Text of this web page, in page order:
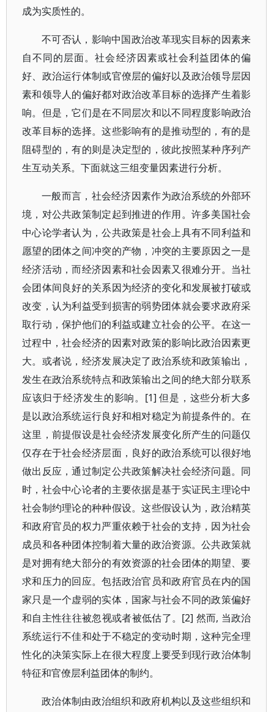
成为实质性的。
不可否认，影响中国政治改革现实目标的因素来
自不同的层面。社会经济因素或社会利益团体的偏
好、政治运行体制或官僚层的偏好以及政治领导层因
素和领导人的偏好都对政治改革目标的选择产生着影
响。但是，它们是在不同层次和以不同程度影响政治
改革目标的选择。这些影响有的是推动型的，有的是
阻碍型的，有的则是决定型的，彼此按照某种序列产
生互动关系。下面就这三组变量因素进行分析。
一般而言，社会经济因素作为政治系统的外部环
境，对公共政策制定起到推进的作用。许多美国社会
中心论学者认为，公共政策是社会上具有不同利益和
愿望的团体之间冲突的产物，冲突的主要原因之一是
经济活动，而经济因素和社会因素又很难分开。当社
会团体间良好的关系因为经济的变化和发展被打破或
改变，认为利益受到损害的弱势团体就会要求政府采
取行动，保护他们的利益或建立社会的公平。在这一
过程中，社会经济的因素对政策的影响比政治因素更
大。或者说，经济发展决定了政治系统和政策输出，
发生在政治系统特点和政策输出之间的绝大部分联系
应该归于经济发生的影响。[1] 但是，这些分析大多
是以政治系统运行良好和相对稳定为前提条件的。在
这里，前提假设是社会经济发展变化所产生的问题仅
仅存在于社会经济层面，良好的政治系统可以很好地
做出反应，通过制定公共政策解决社会经济问题。同
时，社会中心论者的主要依据是基于实证民主理论中
社会制约理论的种种假设。这些假设认为，政治精英
和政府官员的权力严重依赖于社会的支持，因为社会
成员和各种团体控制着大量的政治资源。公共政策就
是对拥有绝大部分的有效资源的社会团体的期望、要
求和压力的回应。包括政治官员和政府官员在内的国
家只是一个虚弱的实体，国家与社会不同的政策偏好
和自主性往往被忽视或者被低估了。[2] 然而, 当政治
系统运行不佳和处于不稳定的变动时期，这种完全理
性化的决策实际上在很大程度上要受到现行政治体制
特征和官僚层利益团体的制约。
政治体制由政治组织和政府机构以及这些组织和